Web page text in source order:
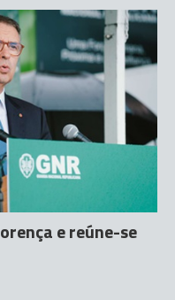
e reúne-se